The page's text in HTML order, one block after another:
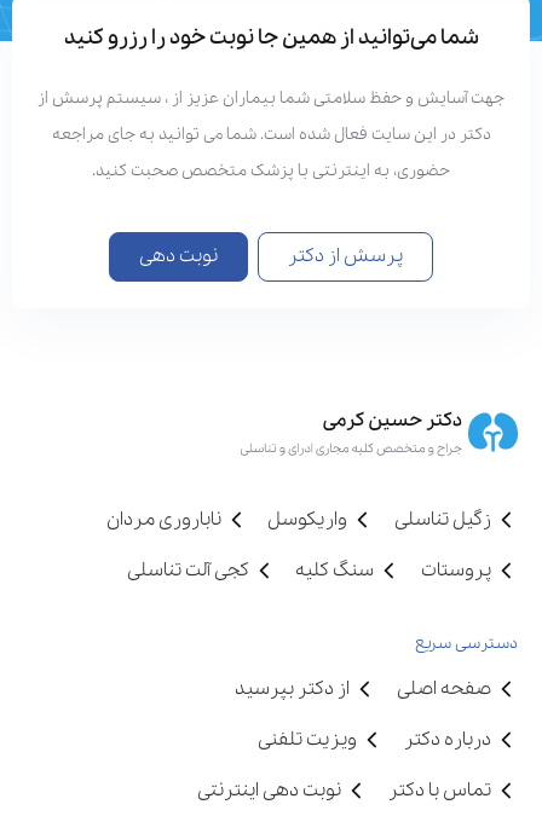
شما می‌توانید از همین جا نوبت خود را رزرو کنید
جهت آسایش و حفظ سلامتی شما بیماران عزیز از ، سیستم پرسش از
دکتر در این سایت فعال شده است. شما می توانید به جای مراجعه
حضوری، به اینترنتی با پزشک متخصص صحبت کنید.
پرسش از دکتر نوبت دهی
زگیل تناسلی واریکوسل
ناباروری مردان
پروستات
سنگ کلیه کجی آلت تناسلی
دسترسی سریع
صفحه اصلی
از دکتر بپرسید
درباره دکتر
ویزیت تلفنی
تماس با دکتر
نوبت دهی اینترنتی